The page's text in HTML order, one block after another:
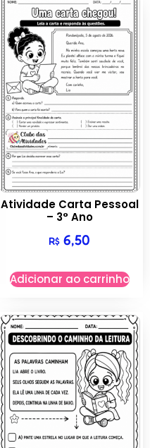
Atividade Carta Pessoal
– 3° Ano
R$ 6,50
Adicionar ao carrinho